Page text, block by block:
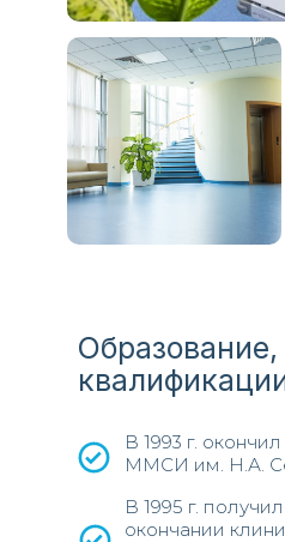
В 1993 г.
ММСИ им. Н.А.
В 1995 г.
окончании